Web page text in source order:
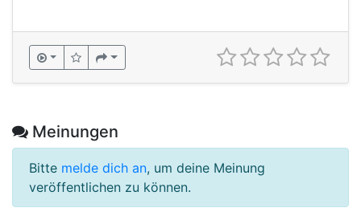
Meinungen
Bitte melde dich an, um deine Meinung
veröffentlichen zu können.